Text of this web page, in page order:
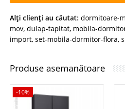
Alţi clienţi au căutat: dormitoare-
mov, dulap-tapitat, mobila-
import, set-mobila-dormitor-flora,
Produse asemanătoare
-10%